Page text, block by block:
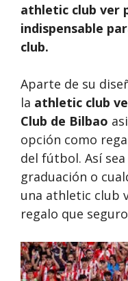
athletic club ver
indispensable
club.
Aparte de su
la athletic club
Club de Bilbao
opción como
del fútbol. Así
graduación o
una athletic club
regalo que